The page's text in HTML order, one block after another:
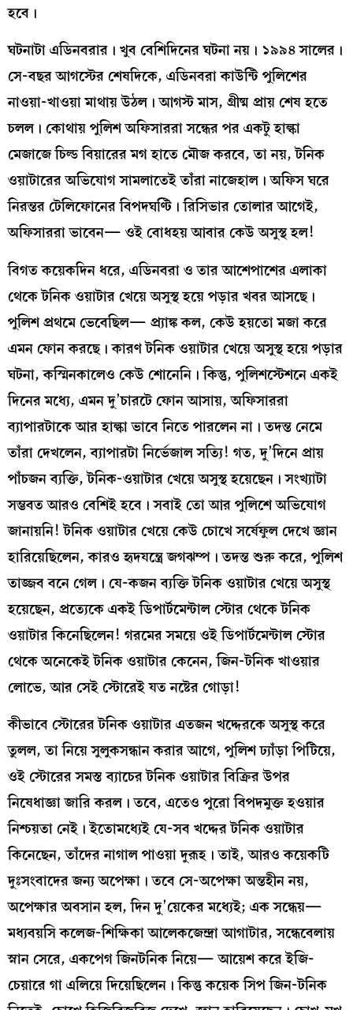
হবে।
ঘটনাটা এডিনবরার। খুব বেশিদিনের ঘটনা নয়। ১৯৯৪ সালের।
সে-বছর আগস্টের শেষদিকে, এডিনবরা কাউন্টি পুলিশের
নাওয়া-খাওয়া মাথায় উঠল। আগস্ট মাস, গ্রীষ্ম প্রায় শেষ হতে
চলল। কোথায় পুলিশ অফিসাররা সন্ধের পর একটু হাল্কা
মেজাজে চিল্ড বিয়ারের মগ হাতে মৌজ করবে, তা নয়, টনিক
ওয়াটারের অভিযোগ সামলাতেই তাঁরা নাজেহাল। অফিস ঘরে
নিরন্তর টেলিফোনের বিপদঘণ্টি। রিসিভার তোলার আগেই,
অফিসাররা ভাবেন— ওই বোধহয় আবার কেউ অসুস্থ হল!
বিগত কয়েকদিন ধরে, এডিনবরা ও তার আশেপাশের এলাকা
থেকে টনিক ওয়াটার খেয়ে অসুস্থ হয়ে পড়ার খবর আসছে।
পুলিশ প্রথমে ভেবেছিল— প্র্যাঙ্ক কল, কেউ হয়তো মজা করে
এমন ফোন করছে। কারণ টনিক ওয়াটার খেয়ে অসুস্থ হয়ে পড়ার
ঘটনা, কস্মিনকালেও কেউ শোনেনি। কিন্তু, পুলিশস্টেশনে একই
দিনের মধ্যে, এমন দু’চারটে ফোন আসায়, অফিসাররা
ব্যাপারটাকে আর হাল্কা ভাবে নিতে পারলেন না। তদন্ত নেমে
তাঁরা দেখলেন, ব্যাপারটা নির্ভেজাল সত্যি! গত, দু’দিনে প্রায়
পাঁচজন ব্যক্তি, টনিক-ওয়াটার খেয়ে অসুস্থ হয়েছেন। সংখ্যাটা
সম্ভবত আরও বেশিই হবে। সবাই তো আর পুলিশে অভিযোগ
জানায়নি! টনিক ওয়াটার খেয়ে কেউ চোখে সর্ষেফুল দেখে জ্ঞান
হারিয়েছিলেন, কারও হৃদযন্ত্রে জগঝম্প। তদন্ত শুরু করে, পুলিশ
তাজ্জব বনে গেল। যে-কজন ব্যক্তি টনিক ওয়াটার খেয়ে অসুস্থ
হয়েছেন, প্রত্যেকে একই ডিপার্টমেন্টাল স্টোর থেকে টনিক
ওয়াটার কিনেছিলেন! গরমের সময়ে ওই ডিপার্টমেন্টাল স্টোর
থেকে অনেকেই টনিক ওয়াটার কেনেন, জিন-টনিক খাওয়ার
লোভে, আর সেই স্টোরেই যত নষ্টের গোড়া!
কীভাবে স্টোরের টনিক ওয়াটার এতজন খদ্দেরকে অসুস্থ করে
তুলল, তা নিয়ে সুলুকসন্ধান করার আগে, পুলিশ ঢ্যাঁড়া পিটিয়ে,
ওই স্টোরের সমস্ত ব্যাচের টনিক ওয়াটার বিক্রির উপর
নিষেধাজ্ঞা জারি করল। তবে, এতেও পুরো বিপদমুক্ত হওয়ার
নিশ্চয়তা নেই। ইতোমধ্যেই যে-সব খদ্দের টনিক ওয়াটার
কিনেছেন, তাঁদের নাগাল পাওয়া দুরূহ। তাই, আরও কয়েকটি
দুঃসংবাদের জন্য অপেক্ষা। তবে সে-অপেক্ষা অন্তহীন নয়,
অপেক্ষার অবসান হল, দিন দু’য়েকের মধ্যেই; এক সন্ধেয়—
মধ্যবয়সি কলেজ-শিক্ষিকা আলেকজেন্দ্রা আগাটার, সন্ধেবেলায়
স্নান সেরে, একপেগ জিনটনিক নিয়ে— আয়েশ করে ইজি-
চেয়ারে গা এলিয়ে দিয়েছিলেন। কিন্তু কয়েক সিপ জিন-টনিক